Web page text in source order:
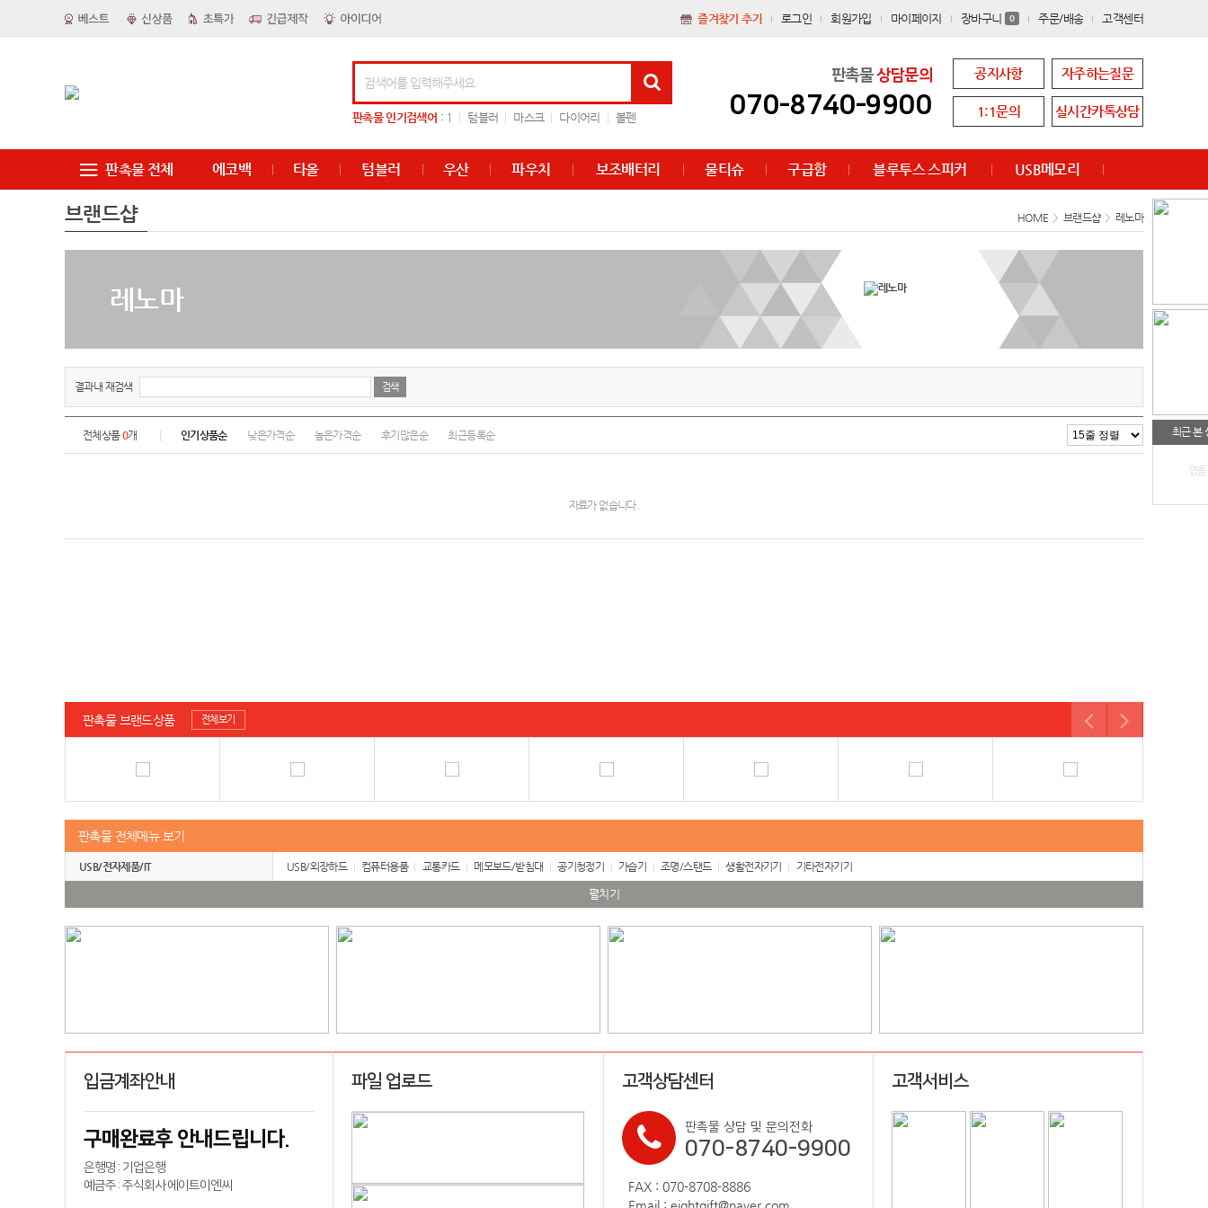
즐겨찾기 추가 로그인 회원가입 마이페이지 장바구니 0 주문/배송 고객센터
판촉물인기검색어 : 1 텀블러 마스크 다이어리 볼펜
판촉물상담문의
070-8740-9900
공지사항 자주하는질문
1:1문의 실시간카톡상담
판촉물 전체 에코백 타올 텀블러 우산 파우치 보조배터리 물티슈 구급함 블루투스 스피커 USB메모리
최근 본
없음
브랜드샵 HOME > 브랜드샵 > 레노마
레노마
결과내 재검색
전체상품0개 인기상품순 낮은가격순 높은가격순 후기많은순 최근등록순
자료가 없습니다.
판촉물 브랜드상품 전체보기
판촉물 전체메뉴 보기
USB/전자제품/IT USB/외장하드 컴퓨터용품 교통카드 메모보드/받침대 공기청정기 가습기 조명/스탠드 생활전자기기 기타전자기기
펼치기
입금계좌안내
구매완료후 안내드립니다.
은행명 : 기업은행
예금주 : 주식회사 에이트이엔씨
파일 업로드 고객상담센터
판촉물 상담 및 문의전화
070-8740-9900
FAX : 070-8708-8886
고객서비스